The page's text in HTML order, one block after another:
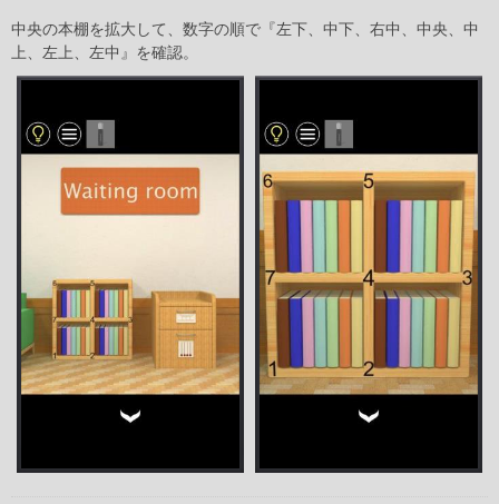
中央の本棚を拡大して、数字の順で『左下、中下、右中、中央、中
上、左上、左中』を確認。